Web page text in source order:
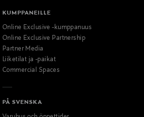
KUMPPANEILLE
Online Exclusive -kumppanuus
Online Exclusive Partnership
Partner Media
Liiketilat ja -paikat
Commercial Spaces
PÅ SVENSKA